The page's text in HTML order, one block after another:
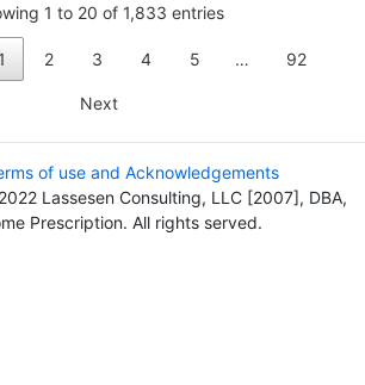
1 to 20 of 1,833 entries
2 3 4 5 … 92
Next
of use and Acknowledgements
Lassesen Consulting, LLC [2007], DBA,
Prescription. All rights served.